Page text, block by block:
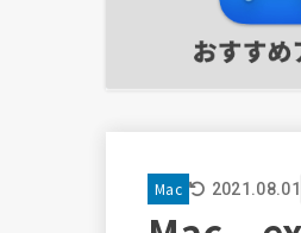
Mac 2021.08.01